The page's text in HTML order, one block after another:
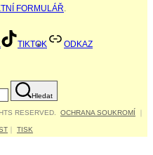
FORMULÁŘ.
TIKTOK ODKAZ
Hledat
RESERVED. OCHRANA SOUKROMÍ
TISK